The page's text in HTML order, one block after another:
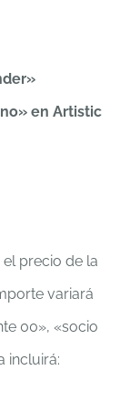
en Artistic
precio de la
variará
00», «socio
incluirá: